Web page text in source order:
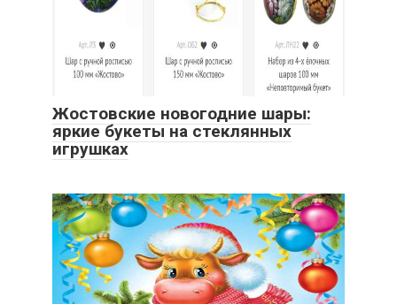
Жостовские новогодние шары:
яркие букеты на стеклянных
игрушках